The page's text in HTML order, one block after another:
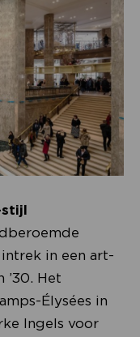
stijl
in een art-
Het
Élysées in
Ingels voor